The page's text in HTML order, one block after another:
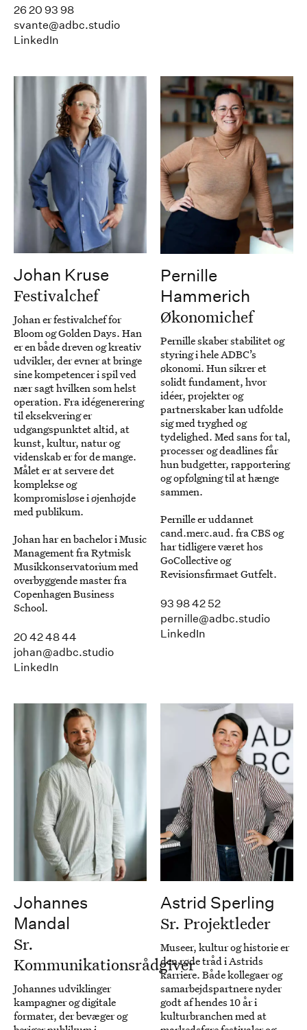
26 20 93 98
svante@adbc.studio
LinkedIn
Johan Kruse
Festivalchef
Johan er festivalchef for
Bloom og Golden Days. Han
er en både dreven og kreativ
udvikler, der evner at bringe
sine kompetencer i spil ved
nær sagt hvilken som helst
operation. Fra idégenerering
til eksekvering er
udgangspunktet altid, at
kunst, kultur, natur og
videnskab er for de mange.
Målet er at servere det
komplekse og
kompromisløse i øjenhøjde
med publikum.
Johan har en bachelor i Music
Management fra Rytmisk
Musikkonservatorium med
overbyggende master fra
Copenhagen Business
School.
20 42 48 44
johan@adbc.studio
LinkedIn
Pernille
Hammerich
Økonomichef
Pernille skaber stabilitet og
styring i hele ADBC’s
økonomi. Hun sikrer et
solidt fundament, hvor
idéer, projekter og
partnerskaber kan udfolde
sig med tryghed og
tydelighed. Med sans for tal,
processer og deadlines får
hun budgetter, rapportering
og opfølgning til at hænge
sammen.
Pernille er uddannet
cand.merc.aud. fra CBS og
har tidligere været hos
GoCollective og
Revisionsfirmaet Gutfelt.
93 98 42 52
pernille@adbc.studio
LinkedIn
Johannes
Mandal
Sr.
Kommunikationsrådgiver
Johannes udviklinger
kampagner og digitale
formater, der bevæger og
Astrid Sperling
Sr. Projektleder
Museer, kultur og historie er
den røde tråd i Astrids
karriere. Både kollegaer og
samarbejdspartnere nyder
godt af hendes 10 år i
kulturbranchen med at